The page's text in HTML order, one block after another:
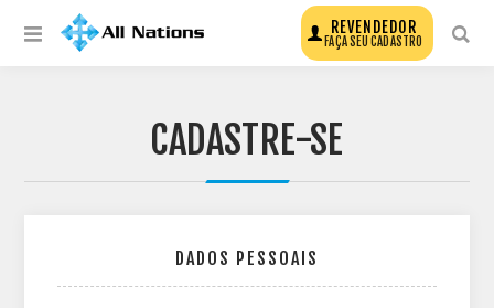
REVENDEDOR
FAÇA SEU CADASTRO
CADASTRE-SE
DADOS PESSOAIS